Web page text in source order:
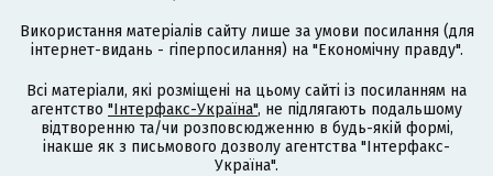
Використання матеріалів сайту лише за умови посилання (для
інтернет-видань - гіперпосилання) на "Економічну правду".
Всі матеріали, які розміщені на цьому сайті із посиланням на
агентство "Інтерфакс-Україна", не підлягають подальшому
відтворенню та/чи розповсюдженню в будь-якій формі,
інакше як з письмового дозволу агентства "Інтерфакс-
Україна".